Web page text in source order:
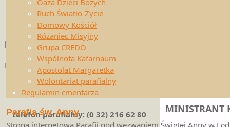
Oaza Dzieci Bożych
Ruch Światło-Życie
Domowy Kościół
Różaniec Misyjny
Grupa CREDO
Wspólnota Kafarnaum
Apostolat Margaretka
Wolontariat parafialny
Regulamin cmentarza
Parafia św. Anny
Strona internetowa Parafii pod wezwaniem Świętej Anny w
MINISTRANT
W związku z trwającym stanem epidemii
prosimy o uważne zaznajomieniem się z
informacjami
podanymi w ogłoszeniach duszpasterskich
oraz o zapoznanie się z rozporządzeniami
Księdza Arcybiskupa Wiktora Skworca oraz
Rady Stałej KEP.
telefon parafialny: (0 32) 216 62 80